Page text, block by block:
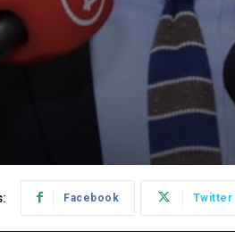
Facebook Twitter